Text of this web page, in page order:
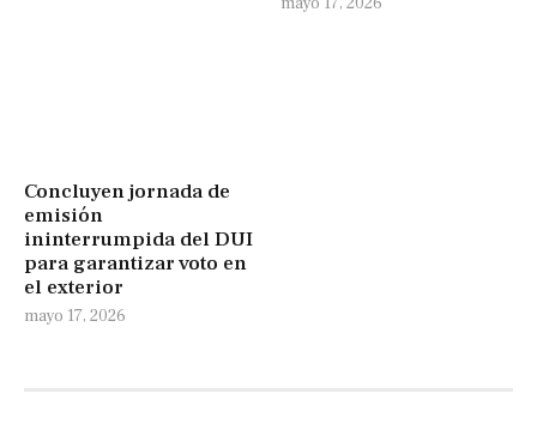
Concluyen jornada de
emisión
ininterrumpida del DUI
para garantizar voto en
el exterior
mayo 17, 2026